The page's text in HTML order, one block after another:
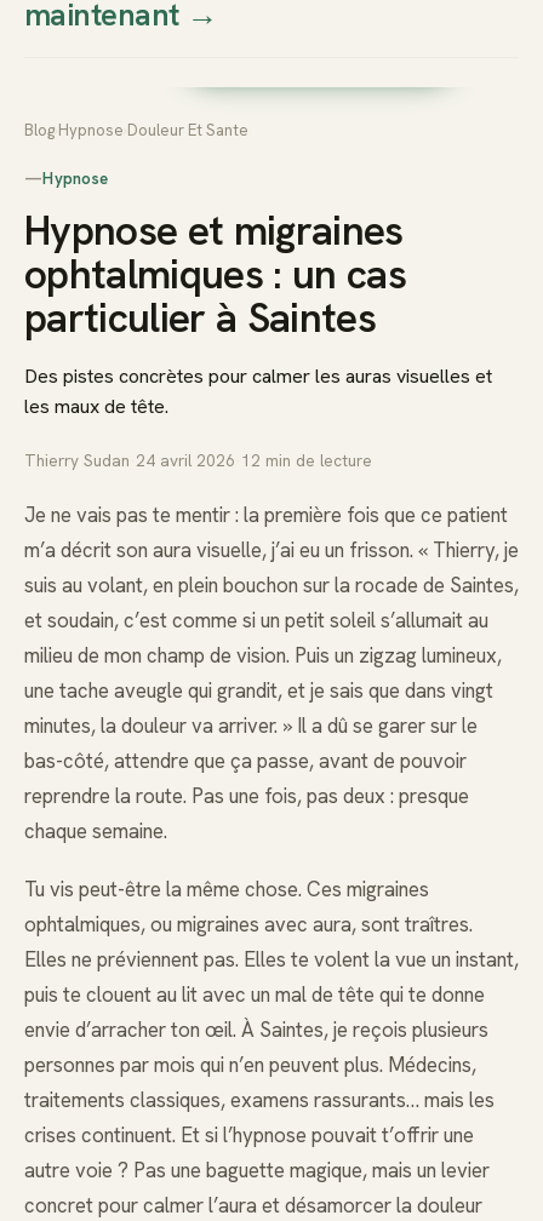
Thierry
Prendre rendez-vous dès
maintenant→
Blog Hypnose Douleur Et Sante
—Hypnose
Hypnose et migraines
ophtalmiques : un cas
particulier à Saintes
Des pistes concrètes pour calmer les auras visuelles et
les maux de tête.
Thierry Sudan 24 avril 2026 12 min de lecture
Je ne vais pas te mentir : la première fois que ce patient
m’a décrit son aura visuelle, j’ai eu un frisson. « Thierry, je
suis au volant, en plein bouchon sur la rocade de Saintes,
et soudain, c’est comme si un petit soleil s’allumait au
milieu de mon champ de vision. Puis un zigzag lumineux,
une tache aveugle qui grandit, et je sais que dans vingt
minutes, la douleur va arriver. » Il a dû se garer sur le
bas-côté, attendre que ça passe, avant de pouvoir
reprendre la route. Pas une fois, pas deux : presque
chaque semaine.
Tu vis peut-être la même chose. Ces migraines
ophtalmiques, ou migraines avec aura, sont traîtres.
Elles ne préviennent pas. Elles te volent la vue un instant,
puis te clouent au lit avec un mal de tête qui te donne
envie d’arracher ton œil. À Saintes, je reçois plusieurs
personnes par mois qui n’en peuvent plus. Médecins,
traitements classiques, examens rassurants… mais les
crises continuent. Et si l’hypnose pouvait t’offrir une
autre voie ? Pas une baguette magique, mais un levier
concret pour calmer l’aura et désamorcer la douleur